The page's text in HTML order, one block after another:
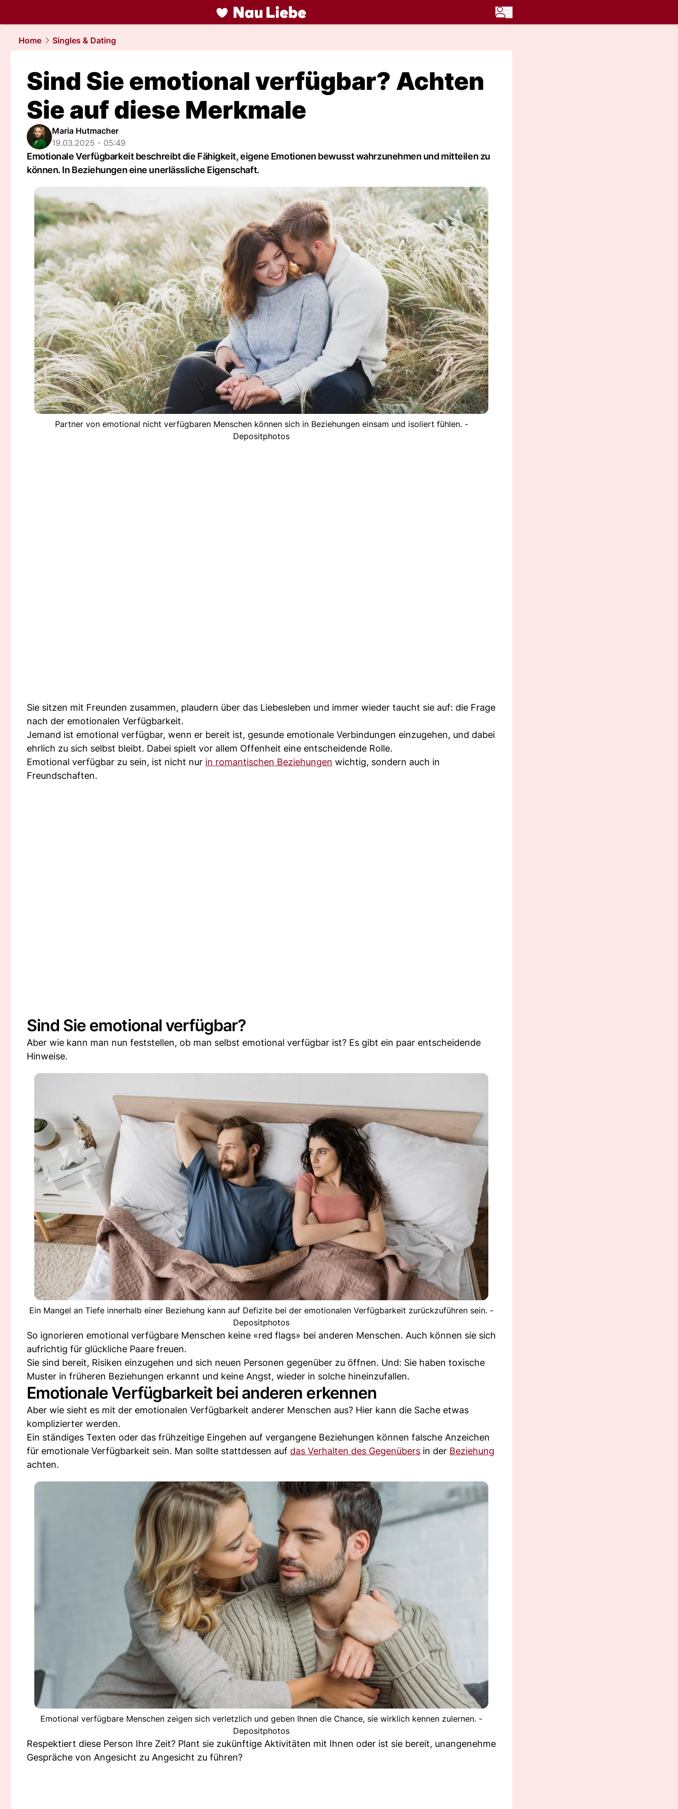
liebe.NAU.ch
Home
Singles & Dating
Sind Sie emotional verfügbar? Achten
Sie auf diese Merkmale
Maria Hutmacher
19.03.2025 - 05:49
Emotionale Verfügbarkeit beschreibt die Fähigkeit, eigene Emotionen bewusst wahrzunehmen und mitteilen zu
können. In Beziehungen eine unerlässliche Eigenschaft.
Partner von emotional nicht verfügbaren Menschen können sich in Beziehungen einsam und isoliert fühlen. -
Depositphotos
Sie sitzen mit Freunden zusammen, plaudern über das Liebesleben und immer wieder taucht sie auf: die Frage
nach der emotionalen Verfügbarkeit.
Jemand ist emotional verfügbar, wenn er bereit ist, gesunde emotionale Verbindungen einzugehen, und dabei
ehrlich zu sich selbst bleibt. Dabei spielt vor allem Offenheit eine entscheidende Rolle.
Emotional verfügbar zu sein, ist nicht nur in romantischen Beziehungen wichtig, sondern auch in
Freundschaften.
Sind Sie emotional verfügbar?
Aber wie kann man nun feststellen, ob man selbst emotional verfügbar ist? Es gibt ein paar entscheidende
Hinweise.
Ein Mangel an Tiefe innerhalb einer Beziehung kann auf Defizite bei der emotionalen Verfügbarkeit zurückzuführen sein. -
Depositphotos
So ignorieren emotional verfügbare Menschen keine «red flags» bei anderen Menschen. Auch können sie sich
aufrichtig für glückliche Paare freuen.
Sie sind bereit, Risiken einzugehen und sich neuen Personen gegenüber zu öffnen. Und: Sie haben toxische
Muster in früheren Beziehungen erkannt und keine Angst, wieder in solche hineinzufallen.
Emotionale Verfügbarkeit bei anderen erkennen
Aber wie sieht es mit der emotionalen Verfügbarkeit anderer Menschen aus? Hier kann die Sache etwas
komplizierter werden.
Ein ständiges Texten oder das frühzeitige Eingehen auf vergangene Beziehungen können falsche Anzeichen
für emotionale Verfügbarkeit sein. Man sollte stattdessen auf das Verhalten des Gegenübers in der Beziehung
achten.
Emotional verfügbare Menschen zeigen sich verletzlich und geben Ihnen die Chance, sie wirklich kennen zulernen. -
Depositphotos
Respektiert diese Person Ihre Zeit? Plant sie zukünftige Aktivitäten mit Ihnen oder ist sie bereit, unangenehme
Gespräche von Angesicht zu Angesicht zu führen?